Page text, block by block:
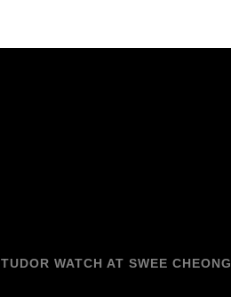
TUDOR WATCH AT SWEE CHEONG